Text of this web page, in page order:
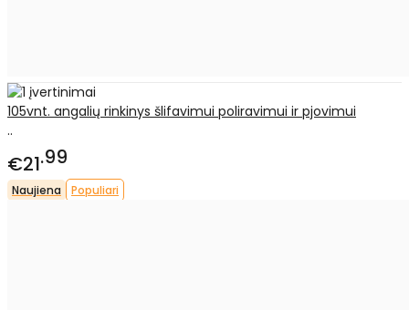
105vnt. angalių rinkinys šlifavimui poliravimui ir pjovimui
..
€21 99
Naujiena Populiari